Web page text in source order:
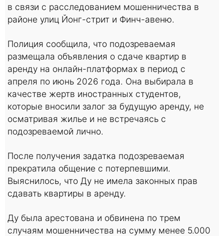
в связи с расследованием мошенничества в
районе улиц Йонг-стрит и Финч-авеню.
Полиция сообщила, что подозреваемая
размещала объявления о сдаче квартир в
аренду на онлайн-платформах в период с
апреля по июнь 2026 года. Она выбирала в
качестве жертв иностранных студентов,
которые вносили залог за будущую аренду, не
осматривая жилье и не встречаясь с
подозреваемой лично.
После получения задатка подозреваемая
прекратила общение с потерпевшими.
Выяснилось, что Ду не имела законных прав
сдавать квартиры в аренду.
Ду была арестована и обвинена по трем
случаям мошенничества на сумму менее 5.000